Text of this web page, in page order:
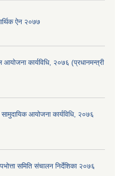
ऐन २०७७
आयोजना कार्यविधि, २०७६ (प्रधानमन्त्री
सामुदायिक आयोजना कार्यविधि, २०७६
समिति संचालन निर्देशिका २०७६